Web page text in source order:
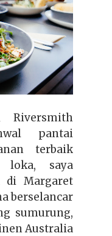
Riversmith
pantai
terbaik
loka, saya
di Margaret
berselancar
sumurung,
Australia